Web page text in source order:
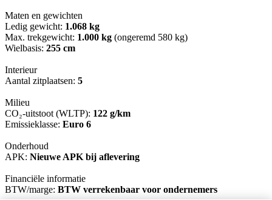
Maten en gewichten
Ledig gewicht: 1.068 kg
Max. trekgewicht: 1.000 kg (ongeremd 580 kg)
Wielbasis: 255 cm
Interieur
Aantal zitplaatsen: 5
Milieu
CO₂-uitstoot (WLTP): 122 g/km
Emissieklasse: Euro 6
Onderhoud
APK: Nieuwe APK bij aflevering
Financiële informatie
BTW/marge: BTW verrekenbaar voor ondernemers